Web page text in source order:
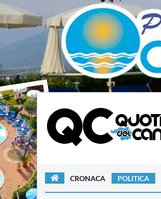
CRONACA POLITICA